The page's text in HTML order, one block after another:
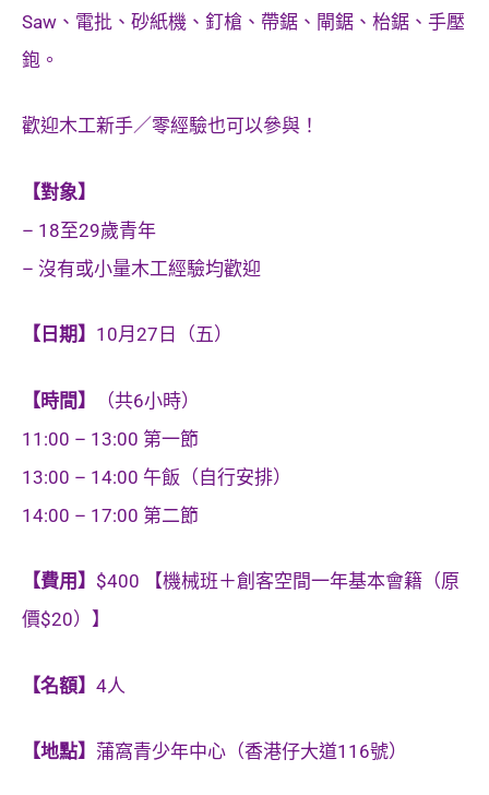
Saw、電批、砂紙機、釘槍、帶鋸、閘鋸、枱鋸、手壓
鉋。
歡迎木工新手／零經驗也可以參與！
【對象】
– 18至29歲青年
– 沒有或小量木工經驗均歡迎
【日期】 10月27日（五）
【時間】
（共6小時）
11:00 – 13:00 第一節
13:00 – 14:00 午飯（自行安排）
14:00 – 17:00 第二節
【費用】 $400 【機械班＋創客空間一年基本會籍（原
價$20）】
【名額】 4人
【地點】 蒲窩青少年中心（香港仔大道116號）